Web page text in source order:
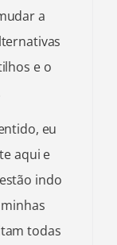
a
e o
eu
aqui e
indo
todas